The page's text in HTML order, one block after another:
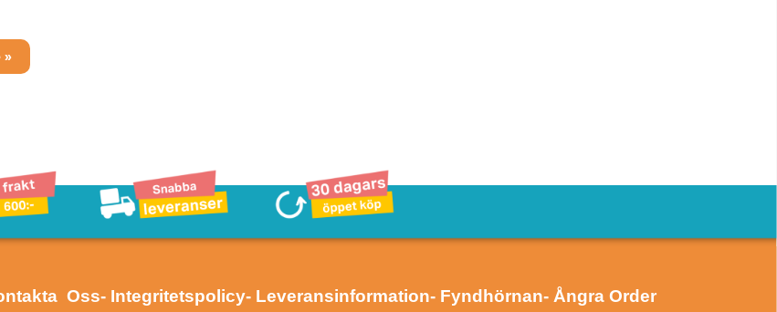
»
Oss- Integritetspolicy- Leveransinformation- Fyndhörnan- Ångra Order